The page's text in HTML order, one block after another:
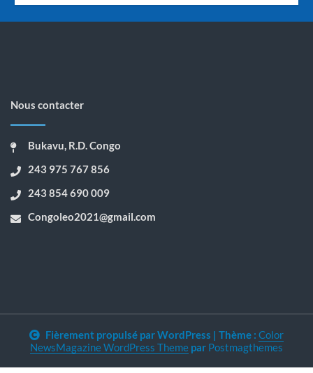
Nous contacter
Bukavu, R.D. Congo
243 975 767 856
243 854 690 009
Congoleo2021@gmail.com
Fièrement propulsé par WordPress | Thème : Color
NewsMagazine WordPress Theme par Postmagthemes